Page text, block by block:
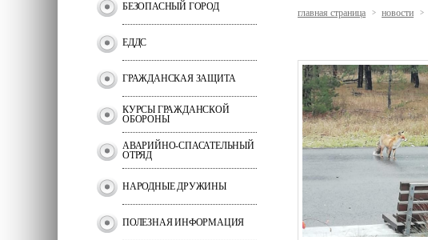
БЕЗОПАСНЫЙ ГОРОД
ЕДДС
ГРАЖДАНСКАЯ ЗАЩИТА
КУРСЫ ГРАЖДАНСКОЙ
ОБОРОНЫ
АВАРИЙНО-СПАСАТЕЛЬНЫЙ
ОТРЯД
НАРОДНЫЕ ДРУЖИНЫ
ПОЛЕЗНАЯ ИНФОРМАЦИЯ
главная страница > новости >